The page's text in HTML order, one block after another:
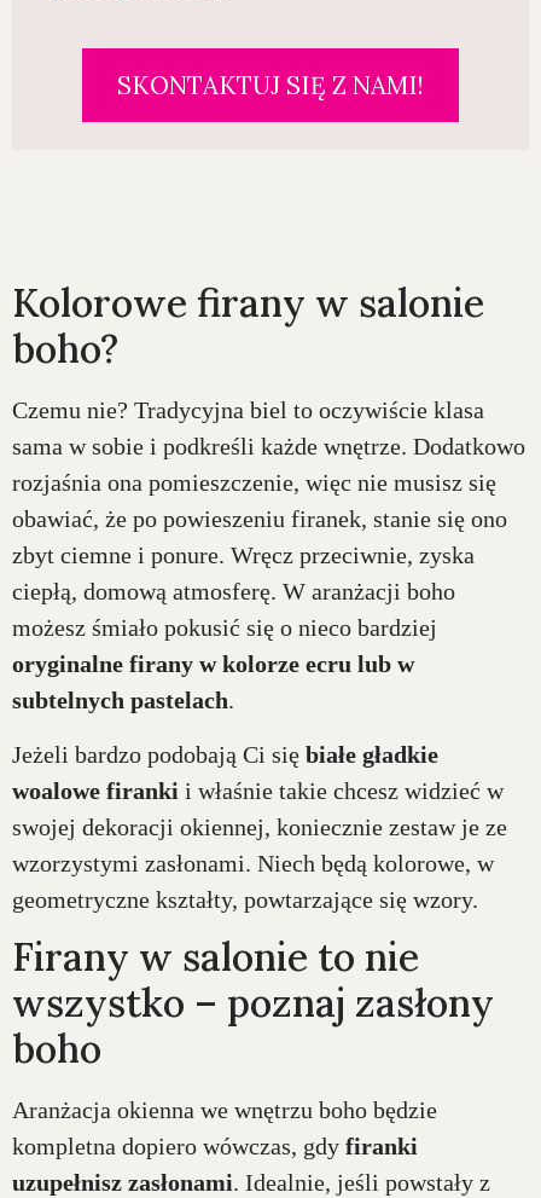
SKONTAKTUJ SIĘ Z NAMI!
Kolorowe firany w salonie
boho?
Czemu nie? Tradycyjna biel to oczywiście klasa
sama w sobie i podkreśli każde wnętrze. Dodatkowo
rozjaśnia ona pomieszczenie, więc nie musisz się
obawiać, że po powieszeniu firanek, stanie się ono
zbyt ciemne i ponure. Wręcz przeciwnie, zyska
ciepłą, domową atmosferę. W aranżacji boho
możesz śmiało pokusić się o nieco bardziej
oryginalne firany w kolorze ecru lub w
subtelnych pastelach.
Jeżeli bardzo podobają Ci się białe gładkie
woalowe firanki i właśnie takie chcesz widzieć w
swojej dekoracji okiennej, koniecznie zestaw je ze
wzorzystymi zasłonami. Niech będą kolorowe, w
geometryczne kształty, powtarzające się wzory.
Firany w salonie to nie
wszystko – poznaj zasłony
boho
Aranżacja okienna we wnętrzu boho będzie
kompletna dopiero wówczas, gdy firanki
uzupełnisz zasłonami. Idealnie, jeśli powstały z